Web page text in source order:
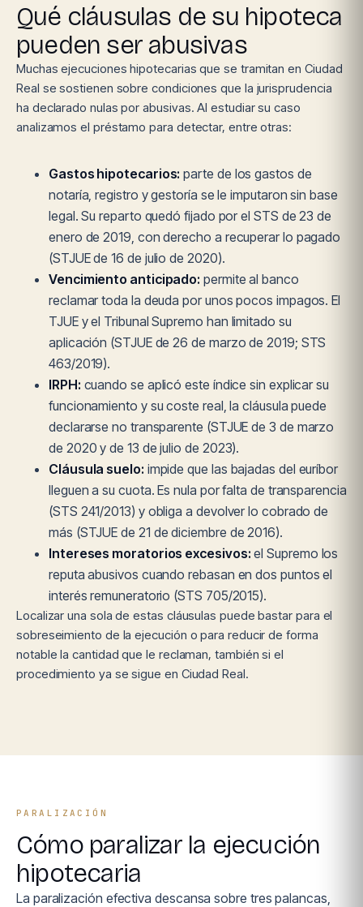
Qué cláusulas de su hipoteca
pueden ser abusivas
Muchas ejecuciones hipotecarias que se tramitan en Ciudad
Real se sostienen sobre condiciones que la jurisprudencia
ha declarado nulas por abusivas. Al estudiar su caso
analizamos el préstamo para detectar, entre otras:
Gastos hipotecarios: parte de los gastos de
notaría, registro y gestoría se le imputaron sin base
legal. Su reparto quedó fijado por el STS de 23 de
enero de 2019, con derecho a recuperar lo pagado
(STJUE de 16 de julio de 2020).
Vencimiento anticipado: permite al banco
reclamar toda la deuda por unos pocos impagos. El
TJUE y el Tribunal Supremo han limitado su
aplicación (STJUE de 26 de marzo de 2019; STS
463/2019).
IRPH: cuando se aplicó este índice sin explicar su
funcionamiento y su coste real, la cláusula puede
declararse no transparente (STJUE de 3 de marzo
de 2020 y de 13 de julio de 2023).
Cláusula suelo: impide que las bajadas del euríbor
lleguen a su cuota. Es nula por falta de transparencia
(STS 241/2013) y obliga a devolver lo cobrado de
más (STJUE de 21 de diciembre de 2016).
Intereses moratorios excesivos: el Supremo los
reputa abusivos cuando rebasan en dos puntos el
interés remuneratorio (STS 705/2015).
Localizar una sola de estas cláusulas puede bastar para el
sobreseimiento de la ejecución o para reducir de forma
notable la cantidad que le reclaman, también si el
procedimiento ya se sigue en Ciudad Real.
PARALIZACIÓN
Cómo paralizar la ejecución
hipotecaria
La paralización efectiva descansa sobre tres palancas,